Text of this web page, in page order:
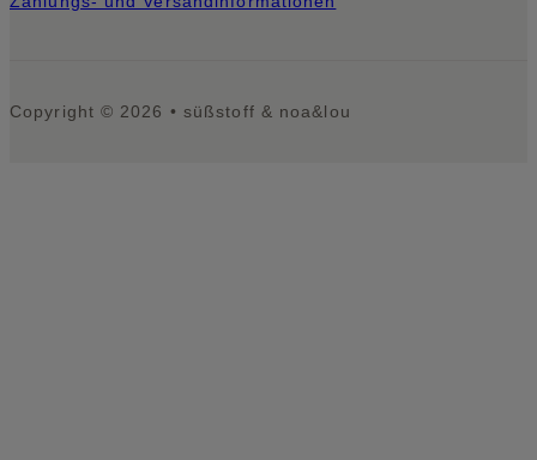
Copyright © 2026 • süßstoff & noa&lou